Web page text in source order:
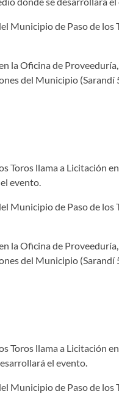
Municipio de Paso de los
la Oficina de Proveeduría,
del Municipio (Sarandí
Toros llama a Licitación
evento.
Municipio de Paso de los
la Oficina de Proveeduría,
del Municipio (Sarandí
Toros llama a Licitación
el evento.
Municipio de Paso de los